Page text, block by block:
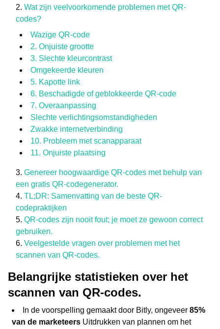
Wat zijn veelvoorkomende problemen met QR-
codes?
Wazige QR-code
2. Onjuiste grootte
3. Slechte kleurcontrast
Omgekeerde kleuren
5. Kapotte link
6. Beschadigde of geblokkeerde QR-code
7. Overaanpassing
Slechte verlichtingsomstandigheden
Zwakke internetverbinding
10. Probleem met scanapparaat
11. Onjuiste plaatsing
Genereer hoogwaardige QR-codes met behulp van
een gratis QR-codegenerator.
TL;DR: Samenvatting van de beste QR-
codepraktijken
QR-codes zijn nooit fout; je moet ze gewoon correct
gebruiken.
Veelgestelde vragen over problemen met het
scannen van QR-codes.
Belangrijke statistieken over het
scannen van QR-codes.
In de voorspelling gemaakt door Bitly, ongeveer 85%
van de marketeers Uitdrukken van plannen om het